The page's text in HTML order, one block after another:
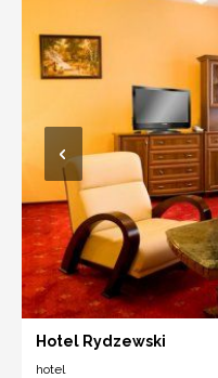
Hotel Rydzewski
hotel